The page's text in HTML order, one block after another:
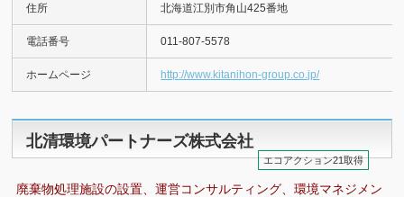
住所 北海道江別市角山425番地
電話番号 011-807-5578
ホームページ http://www.kitanihon-group.co.jp/
北清環境パートナーズ株式会社
エコアクション21取得
廃棄物処理施設の設置、運営コンサルティング、環境マネジメン